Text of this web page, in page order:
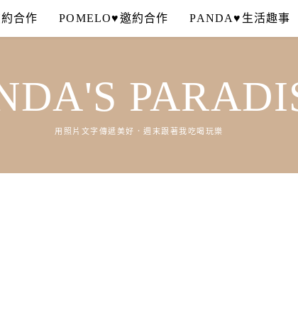
合作 POMELO♥邀約合作 PANDA♥生活趣事
用照片文字傳遞美好．週末跟著我吃喝玩樂